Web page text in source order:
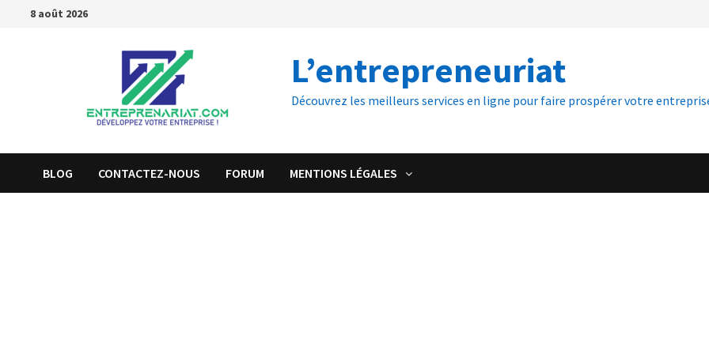
8 août 2026
L’entrepreneuriat
Découvrez les meilleurs services en ligne pour faire prospérer votre
BLOG CONTACTEZ-NOUS FORUM MENTIONS LÉGALES